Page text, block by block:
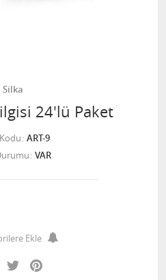
Silka
24'lü Paket
ART-9
VAR
Ekle
Facebook
Twitter